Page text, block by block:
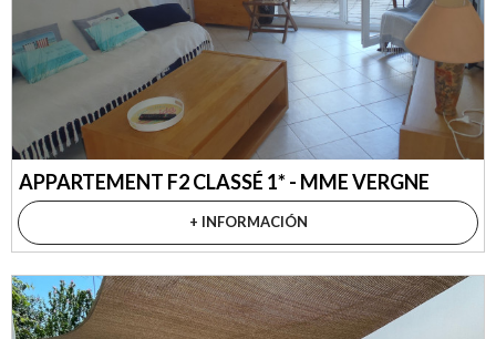
APPARTEMENT F2 CLASSÉ 1* - MME VERGNE
+ INFORMACIÓN